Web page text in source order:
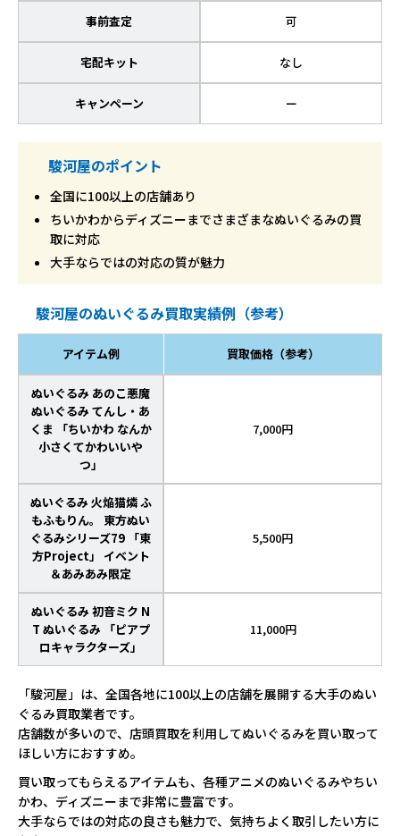
事前査定 可
宅配キット なし
キャンペーン ー
駿河屋のポイント
全国に100以上の店舗あり
ちいかわからディズニーまでさまざまなぬいぐるみの買
取に対応
大手ならではの対応の質が魅力
駿河屋のぬいぐるみ買取実績例（参考）
アイテム例 買取価格（参考）
ぬいぐるみ あのこ悪魔
ぬいぐるみ てんし・あ
くま 「ちいかわ なんか
小さくてかわいいや
つ」
7,000円
ぬいぐるみ 火焔猫燐 ふ
もふもりん。 東方ぬい
ぐるみシリーズ79 「東
方Project」 イベント
＆あみあみ限定
5,500円
ぬいぐるみ 初音ミク N
T ぬいぐるみ 「ピアプ
ロキャラクターズ」
11,000円
「駿河屋」は、全国各地に100以上の店舗を展開する大手のぬい
ぐるみ買取業者です。
店舗数が多いので、店頭買取を利用してぬいぐるみを買い取って
ほしい方におすすめ。
買い取ってもらえるアイテムも、各種アニメのぬいぐるみやちい
かわ、ディズニーまで非常に豊富です。
大手ならではの対応の良さも魅力で、気持ちよく取引したい方に